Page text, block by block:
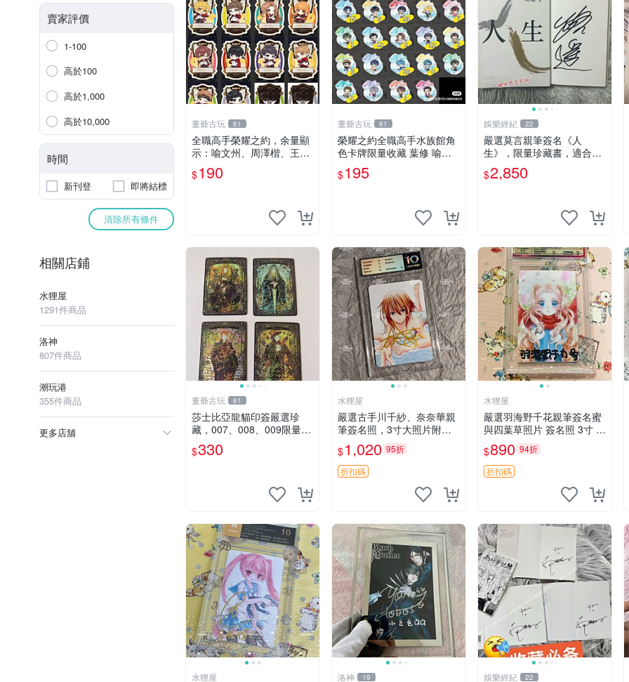
賣家評價
1-100
高於100
高於1,000
高於10,000
時間
新刊登 即將結標
清除所有條件
相關店鋪
水狸屋
1291件商品
洛神
807件商品
潮玩港
355件商品
更多店舖
董爺古玩 61
全職高手榮耀之約，余量顯
示：喻文州、周澤楷、王杰
希、黃少天、肖時欽、楚雲
秀、蘇沐橙、張佳樂 全職高
$190
董爺古玩 61
榮耀之約全職高手水族館角
色卡牌限量收藏 葉修 喻文
州 黃少天 王傑希 張佳樂 孫
澤楷 孫翔 喬一帆 吳羽策 韓
$195
娛樂經紀 22
嚴選莫言親筆簽名《人
生》，限量珍藏書，適合文
學愛好者收藏 現代文學 現
代小說 評論本
$2,850
董爺古玩 61
莎士比亞龍貓印簽嚴選珍
藏，007、008、009限量珍
品，狀態優良 莎士比亞、龍
貓、印簽
$330
水狸屋
嚴選古手川千紗、奈奈華親
筆簽名照，3寸大照片附原
裝卡套。收藏推薦，保真簽
名。古手川周邊 照片 簽名
$1,020 95折
折扣碼
水狸屋
嚴選羽海野千花親筆簽名蜜
與四葉草照片 簽名照 3寸 直
銷獨家 蜜與四葉草 國際版
簽名 照片收藏 蜜與四葉草
作者親筆簽名 照片珍藏品
$890 94折
折扣碼
水狸屋 洛神 19 娛樂經紀 22